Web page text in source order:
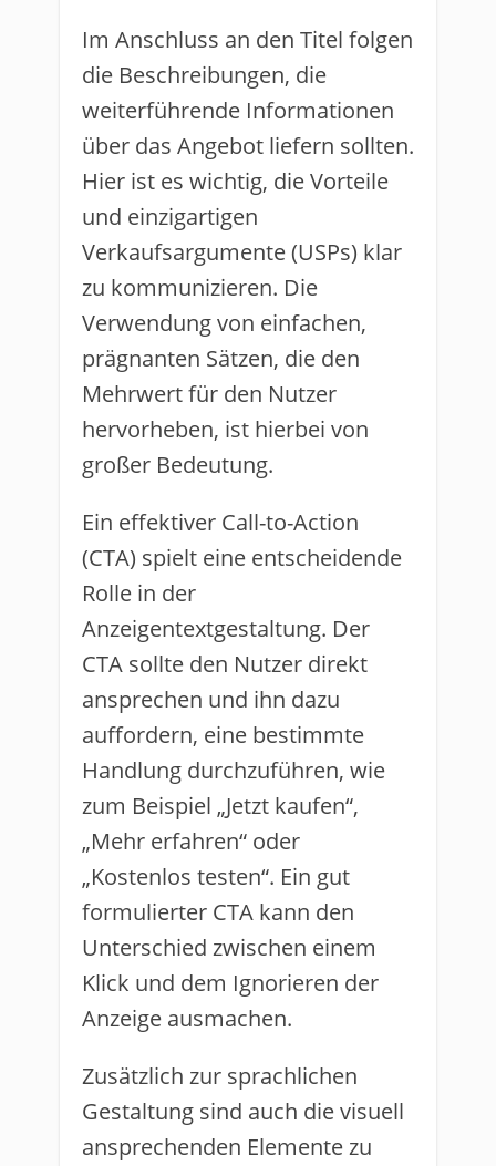
Im Anschluss an den Titel folgen
die Beschreibungen, die
weiterführende Informationen
über das Angebot liefern sollten.
Hier ist es wichtig, die Vorteile
und einzigartigen
Verkaufsargumente (USPs) klar
zu kommunizieren. Die
Verwendung von einfachen,
prägnanten Sätzen, die den
Mehrwert für den Nutzer
hervorheben, ist hierbei von
großer Bedeutung.
Ein effektiver Call-to-Action
(CTA) spielt eine entscheidende
Rolle in der
Anzeigentextgestaltung. Der
CTA sollte den Nutzer direkt
ansprechen und ihn dazu
auffordern, eine bestimmte
Handlung durchzuführen, wie
zum Beispiel „Jetzt kaufen“,
„Mehr erfahren“ oder
„Kostenlos testen“. Ein gut
formulierter CTA kann den
Unterschied zwischen einem
Klick und dem Ignorieren der
Anzeige ausmachen.
Zusätzlich zur sprachlichen
Gestaltung sind auch die visuell
ansprechenden Elemente zu